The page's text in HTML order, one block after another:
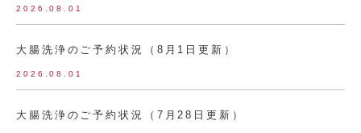
2026.08.01
大腸洗浄のご予約状況（8月1日更新）
2026.08.01
大腸洗浄のご予約状況（7月28日更新）